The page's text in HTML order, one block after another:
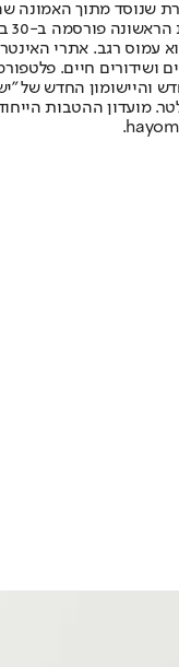
שנוסד מתוך האמונה
ושידורים חיים.
החדש והיישומון
מועדון ההטבות